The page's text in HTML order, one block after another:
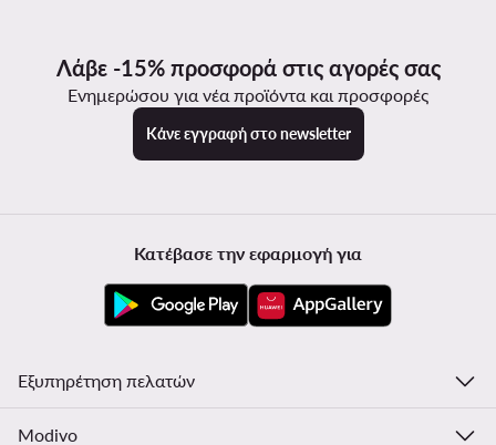
Λάβε -15% προσφορά στις αγορές σας
Ενημερώσου για νέα προϊόντα και προσφορές
Κάνε εγγραφή στο newsletter
Κατέβασε την εφαρμογή για
Εξυπηρέτηση πελατών
Modivo